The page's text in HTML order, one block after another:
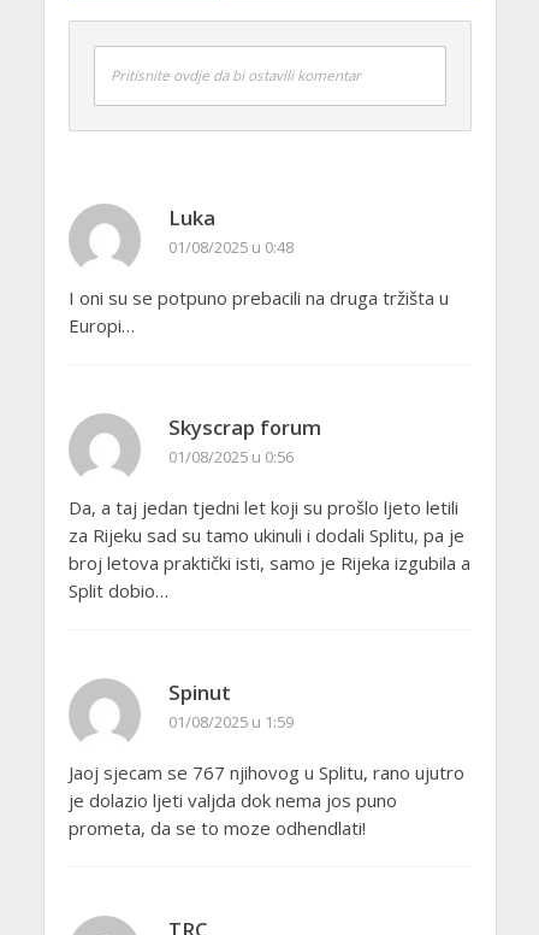
Pritisnite ovdje da bi ostavili komentar
Luka
01/08/2025 u 0:48
I oni su se potpuno prebacili na druga tržišta u
Europi…
Skyscrap forum
01/08/2025 u 0:56
Da, a taj jedan tjedni let koji su prošlo ljeto letili
za Rijeku sad su tamo ukinuli i dodali Splitu, pa je
broj letova praktički isti, samo je Rijeka izgubila a
Split dobio…
Spinut
01/08/2025 u 1:59
Jaoj sjecam se 767 njihovog u Splitu, rano ujutro
je dolazio ljeti valjda dok nema jos puno
prometa, da se to moze odhendlati!